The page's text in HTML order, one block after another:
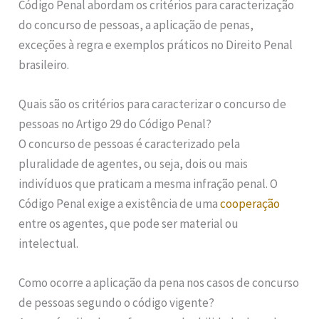
Código Penal abordam os critérios para caracterização
do concurso de pessoas, a aplicação de penas,
exceções à regra e exemplos práticos no Direito Penal
brasileiro.
Quais são os critérios para caracterizar o concurso de
pessoas no Artigo 29 do Código Penal?
O concurso de pessoas é caracterizado pela
pluralidade de agentes, ou seja, dois ou mais
indivíduos que praticam a mesma infração penal. O
Código Penal exige a existência de umacooperação
entre os agentes, que pode ser material ou
intelectual.
Como ocorre a aplicação da pena nos casos de concurso
de pessoas segundo o código vigente?